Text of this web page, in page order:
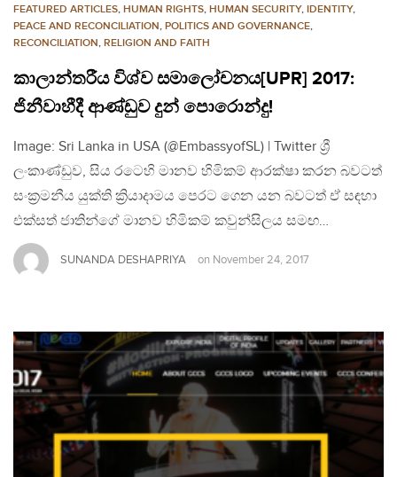
FEATURED ARTICLES, HUMAN RIGHTS, HUMAN SECURITY, IDENTITY,
PEACE AND RECONCILIATION, POLITICS AND GOVERNANCE,
RECONCILIATION, RELIGION AND FAITH
කාලාන්තරීය විශ්ව සමාලෝචනය[UPR] 2017:
ජිනීවාහීදී ආණ්ඩුව දුන් පොරොන්දු!
Image: Sri Lanka in USA (@EmbassyofSL) | Twitter ශ්‍රී
ලංකාණ්ඩුව, සිය රටෙහි මානව හිමිකම් ආරක්ෂා කරන බවටත්
සංක්‍රමනීය යුක්ති ක්‍රියාදාමය පෙරට ගෙන යන බවටත් ඒ සඳහා
එක්සත් ජාතින්ගේ මානව හිමිකම් කවුන්සිලය සමඟ…
SUNANDA DESHAPRIYA on November 24, 2017